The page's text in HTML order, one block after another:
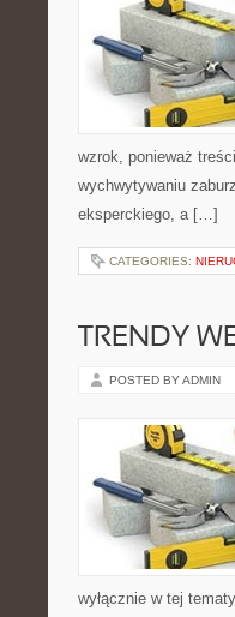
wzrok, ponieważ
wychwytywaniu
eksperckiego, a […]
CATEGORIES:
TRENDY
POSTED BY ADMIN
wyłącznie w tej